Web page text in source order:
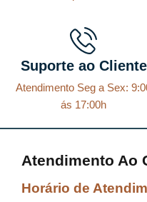
Suporte ao Cliente
Atendimento Seg a Sex:
ás 17:00h
Atendimento Ao
Horário de